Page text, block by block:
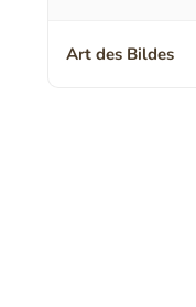
Art des Bildes